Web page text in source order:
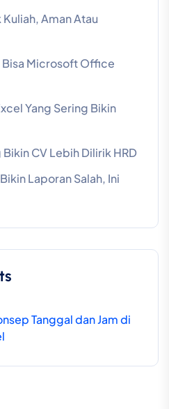
Aman Atau
Bisa Microsoft Office
Yang Sering Bikin
CV Lebih Dilirik HRD
Laporan Salah, Ini
Tanggal dan Jam di